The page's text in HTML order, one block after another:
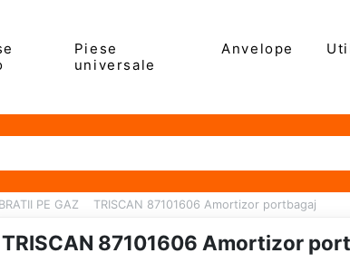
Piese
universale
Anvelope
PE GAZ TRISCAN 87101606 Amortizor portbagaj
TRISCAN 87101606 Amortizor